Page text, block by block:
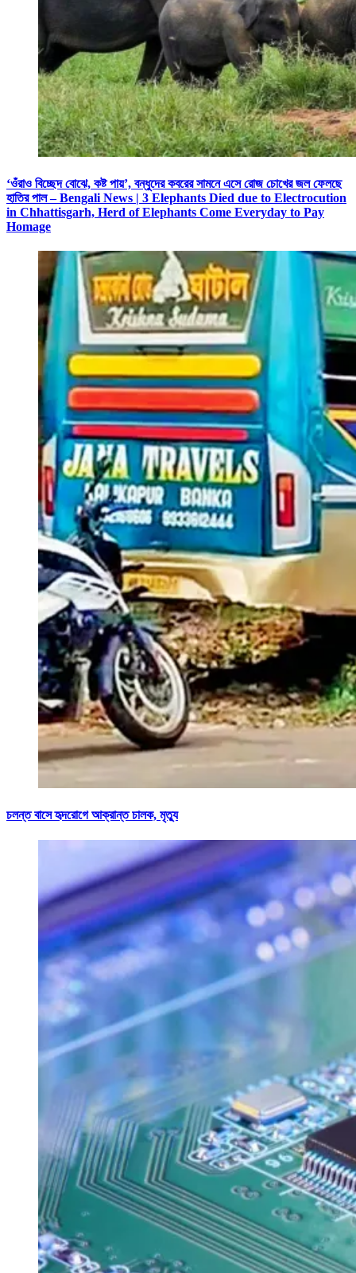
‘ওঁরাও বিচ্ছেদ বোঝে, কষ্ট পায়’, বন্ধুদের কবরের সামনে এসে রোজ চোখের জল ফেলছে
হাতির পাল – Bengali News | 3 Elephants Died due to Electrocution
in Chhattisgarh, Herd of Elephants Come Everyday to Pay
Homage
চলন্ত বাসে হৃদরোগে আক্রান্ত চালক, মৃত্যু